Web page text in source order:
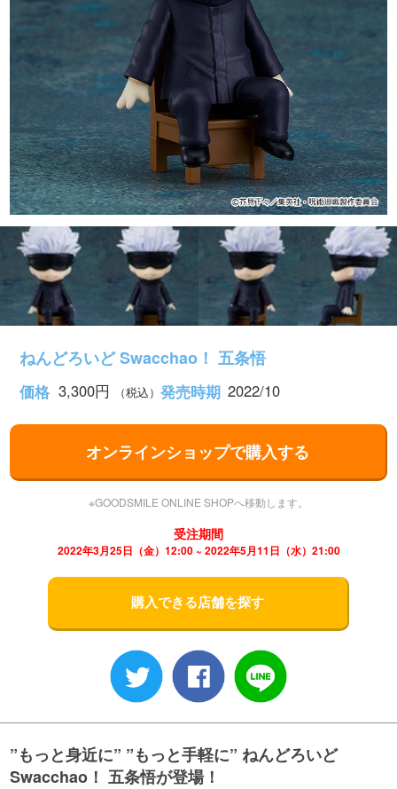
ねんどろいど Swacchao！ 五条悟
価格 3,300円 （税込） 発売時期 2022/10
オンラインショップで購入する
※GOODSMILE ONLINE SHOPへ移動します。
受注期間
2022年3月25日（金）12:00 ~ 2022年5月11日（水）21:00
購入できる店舗を探す
”もっと身近に” ”もっと手軽に” ねんどろいど
Swacchao！ 五条悟が登場！